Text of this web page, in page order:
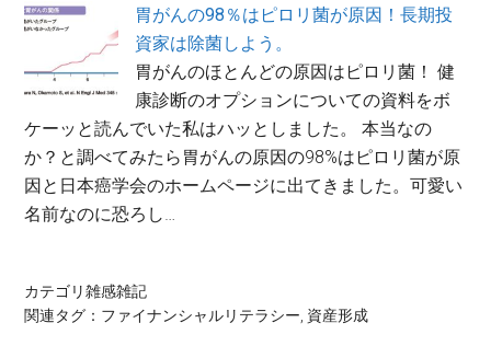
胃がんの98％はピロリ菌が原因！長期投
資家は除菌しよう。
胃がんのほとんどの原因はピロリ菌！ 健
康診断のオプションについての資料をボ
ケーッと読んでいた私はハッとしました。 本当なの
か？と調べてみたら胃がんの原因の98%はピロリ菌が原
因と日本癌学会のホームページに出てきました。可愛い
名前なのに恐ろし…
カテゴリ雑感雑記
関連タグ： ファイナンシャルリテラシー, 資産形成